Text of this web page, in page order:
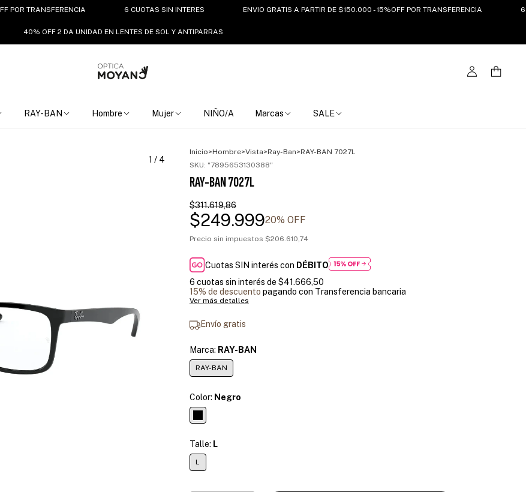
TRANSFERENCIA 6 CUOTAS SIN INTERES ENVIO GRATIS A PARTIR DE $150.000 - 15%OFF POR TRANSFERENCIA 6
40% OFF 2 DA UNIDAD EN LENTES DE SOL Y ANTIPARRAS
RAY-BAN Hombre Mujer NIÑO/A Marcas SALE
1 / 4
Inicio>Hombre>Vista>Ray-Ban>RAY-BAN 7027L
SKU: "7895653130388"
RAY-BAN 7027L
$311.619,86
$249.99920% OFF
Precio sin impuestos $206.610,74
Cuotas SIN interés con DÉBITO
6 cuotas sin interés de $41.666,50
15% de descuento pagando con Transferencia bancaria
Ver más detalles
Envío gratis
Marca: RAY-BAN
RAY-BAN
Color: Negro
Talle: L
L